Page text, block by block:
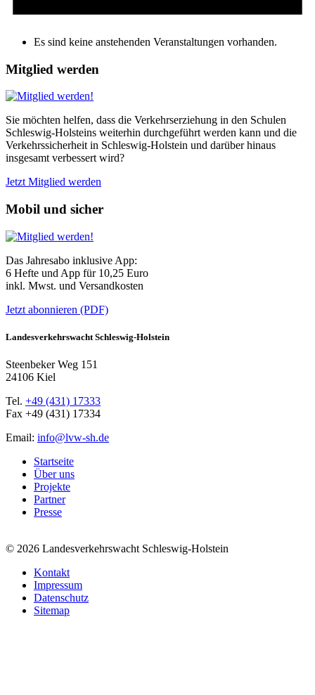
Es sind keine anstehenden Veranstaltungen vorhanden.
Mitglied werden
Sie möchten helfen, dass die Verkehrserziehung in den Schulen
Schleswig-Holsteins weiterhin durchgeführt werden kann und die
Verkehrssicherheit in Schleswig-Holstein und darüber hinaus
insgesamt verbessert wird?
Jetzt Mitglied werden
Mobil und sicher
Das Jahresabo inklusive App:
6 Hefte und App für 10,25 Euro
inkl. Mwst. und Versandkosten
Jetzt abonnieren (PDF)
Landesverkehrswacht Schleswig-Holstein
Steenbeker Weg 151
24106 Kiel
Tel. +49 (431) 17333
Fax +49 (431) 17334
Email: info@lvw-sh.de
Startseite
Über uns
Projekte
Partner
Presse
© 2026 Landesverkehrswacht Schleswig-Holstein
Kontakt
Impressum
Datenschutz
Sitemap